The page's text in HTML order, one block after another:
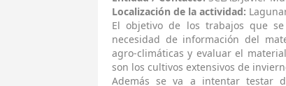
Localización de la actividad:
El objetivo de los trabajos que
necesidad de información del
agro-climáticas y evaluar el
son los cultivos extensivos de
Además se va a intentar testar